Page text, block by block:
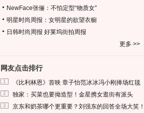
NewFace张俪：不怕定型“物质女”
明星时尚周报：女明星的欲望衣橱
日韩时尚周报 好莱坞街拍周报
更多 >>
网友点击排行
1 《比利林恩》首映 章子怡范冰冰冯小刚捧场红毯
2 独家：买菜也要拗造型！金星携女逛街有派头
3 京东和奶茶哪个更重要？刘强东的回答全场大笑！